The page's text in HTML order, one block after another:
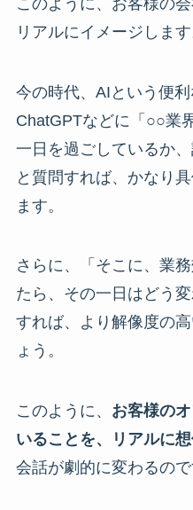
リアルにイメージします
今の時代、AIという便利
ChatGPTなどに「○○業
一日を過ごしているか
と質問すれば、かなり
ます。
さらに、「そこに、業
たら、その一日はどう
すれば、より解像度の
ょう。
このように、 お客様の
いることを、リアルに
会話が劇的に変わるので